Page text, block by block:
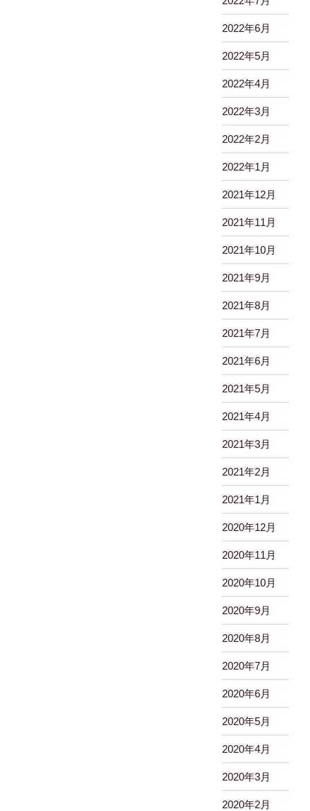
2022年6月
2022年5月
2022年4月
2022年3月
2022年2月
2022年1月
2021年12月
2021年11月
2021年10月
2021年9月
2021年8月
2021年7月
2021年6月
2021年5月
2021年4月
2021年3月
2021年2月
2021年1月
2020年12月
2020年11月
2020年10月
2020年9月
2020年8月
2020年7月
2020年6月
2020年5月
2020年4月
2020年3月
2020年2月